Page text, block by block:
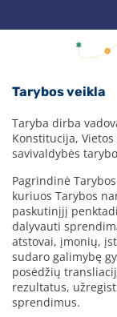
Tarybos veikla
Taryba dirba
Konstitucija,
savivaldybės
Pagrindinė
kuriuos Tarybos
paskutinįjį
dalyvauti
atstovai, įmonių,
sudaro galimybę
posėdžių
rezultatus,
sprendimus.